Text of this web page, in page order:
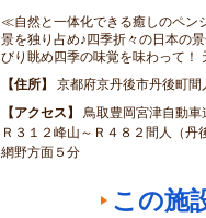
≪自然と一体化できる癒しのペン
景を独り占め♪四季折々の日本の
びり眺め四季の味覚を味わって！
住所
京都府京丹後市丹後町間
アクセス
鳥取豊岡宮津自動
Ｒ３１２峰山～Ｒ４８２間人（丹
網野方面５分
この施